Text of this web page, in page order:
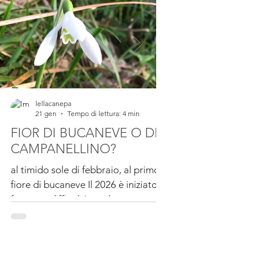
FIOR DI BUCANEVE O DI
CAMPANELLINO?
al timido sole di febbraio, al primo
fiore di bucaneve Il 2026 è iniziato
fra tante difficoltà, anche con un
bellissimo sogno sfumato. Da un
lellacanepa
21 gen
Tempo di lettura: 4 min